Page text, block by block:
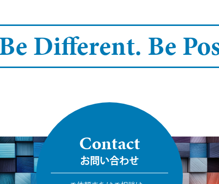
Different. Be
Contact
お問い合わせ